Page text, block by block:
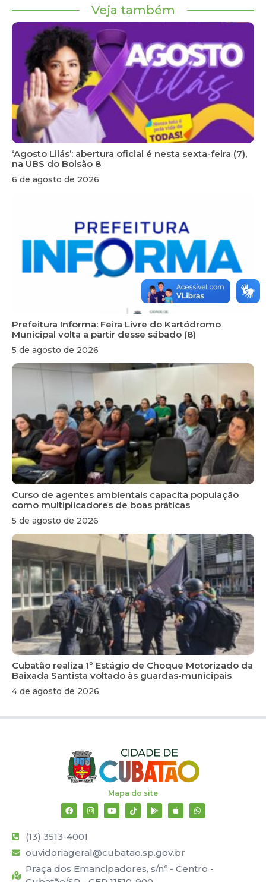
Veja também
‘Agosto Lilás’: abertura oficial é nesta sexta-feira (7),
na UBS do Bolsão 8
6 de agosto de 2026
Prefeitura Informa: Feira Livre do Kartódromo
Municipal volta a partir desse sábado (8)
5 de agosto de 2026
Curso de agentes ambientais capacita população
como multiplicadores de boas práticas
5 de agosto de 2026
Cubatão realiza 1º Estágio de Choque Motorizado da
Baixada Santista voltado às guardas-municipais
4 de agosto de 2026
Mapa do site
(13) 3513-4001
ouvidoriageral@cubatao.sp.gov.br
Praça dos Emancipadores, s/nº - Centro -